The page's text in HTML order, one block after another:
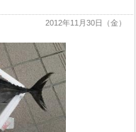
2012年11月30日（金）